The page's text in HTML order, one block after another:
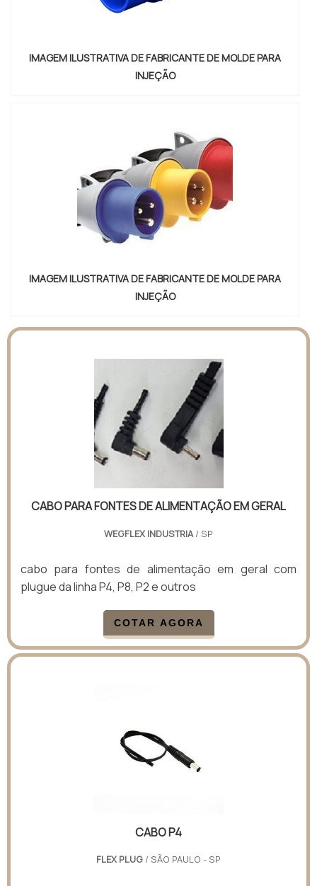
IMAGEM ILUSTRATIVA DE FABRICANTE DE MOLDE PARA
INJEÇÃO
IMAGEM ILUSTRATIVA DE FABRICANTE DE MOLDE PARA
INJEÇÃO
CABO PARA FONTES DE ALIMENTAÇÃO EM GERAL
WEGFLEX INDUSTRIA / SP
cabo para fontes de alimentação em geral com
plugue da linha P4, P8, P2 e outros
COTAR AGORA
CABO P4
FLEX PLUG / SÃO PAULO - SP